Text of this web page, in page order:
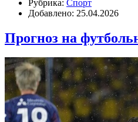
Рубрика: Спорт
Добавлено: 25.04.2026
Прогноз на